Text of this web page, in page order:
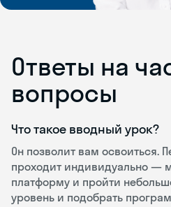
Ответы на
вопросы
Что такое вводный урок?
Он позволит вам освоиться.
проходит индивидуально —
платформу и пройти
уровень и подобрать